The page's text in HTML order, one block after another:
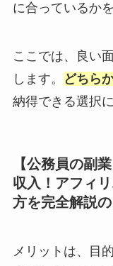
に合っているか
ここでは、良い
します。
どちら
納得できる選択
【公務員の副
収入！アフィ
方を完全解説
メリットは、目